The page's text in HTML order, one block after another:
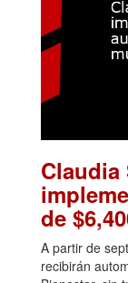
Claudia
de
A partir de
recibirán